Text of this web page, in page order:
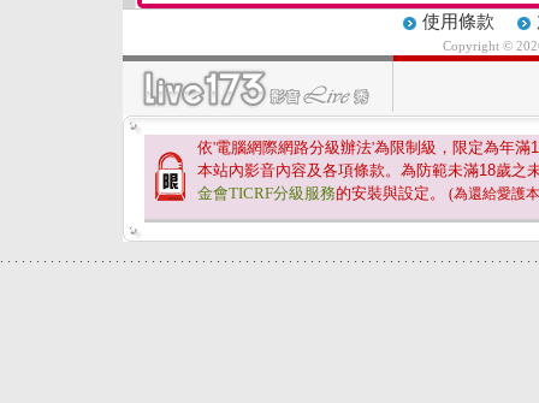
使用條款
Copyright ©
依'電腦網際網路分級辦法'為限制級，限定為年滿
本站內影音內容及各項條款。為防範未滿18歲之
金會TICRF分級服務的安裝與設定。 (為還給愛護
. . . . . . . . . . . . . . . . . . . . . . . . . . . . . . . . . . . . . . . . . . . . . . . . . . . . . . . . . . . . . . . . . . . . . . . . . . .